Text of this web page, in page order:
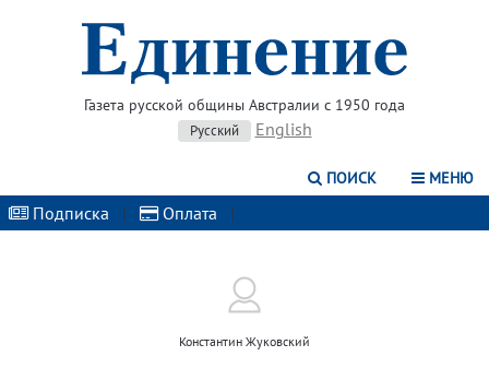
Газета русской общины Австралии с 1950 года
Русский English
ПОИСК МЕНЮ
Подписка | Оплата |
Константин Жуковский